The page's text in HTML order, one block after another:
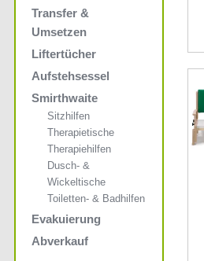
Transfer &
Umsetzen
Liftertücher
Aufstehsessel
Smirthwaite
Sitzhilfen
Therapietische
Therapiehilfen
Dusch- &
Wickeltische
Toiletten- & Badhilfen
Evakuierung
Abverkauf